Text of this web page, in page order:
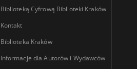
Biblioteką Cyfrową Biblioteki Kraków
Kontakt
Biblioteka Kraków
Informacje dla Autorów i Wydawców